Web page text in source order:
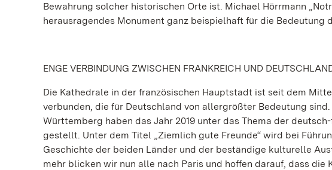
Bewahrung solcher historischen Orte ist. Michael Hörrmann
herausragendes Monument ganz beispielhaft für die Bedeutung
ENGE VERBINDUNG ZWISCHEN FRANKREICH UND
Die Kathedrale in der französischen Hauptstadt ist seit dem
verbunden, die für Deutschland von allergrößter Bedeutung
Württemberg haben das Jahr 2019 unter das Thema der
gestellt. Unter dem Titel „Ziemlich gute Freunde“ wird bei
Geschichte der beiden Länder und der beständige kulturelle
mehr blicken wir nun alle nach Paris und hoffen darauf, dass